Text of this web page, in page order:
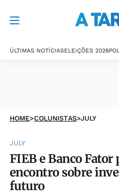
ÚLTIMAS NOTÍCIASELEIÇÕES 2026
HOME>COLUNISTAS>JULY
JULY
FIEB e Banco
encontro sobre
futuro